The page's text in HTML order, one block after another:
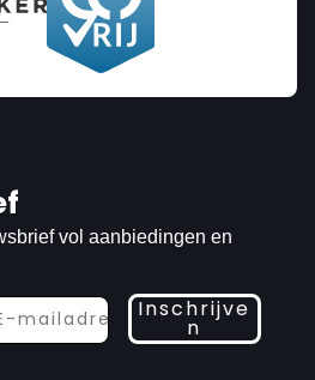
vol aanbiedingen en
Inschrijve
n